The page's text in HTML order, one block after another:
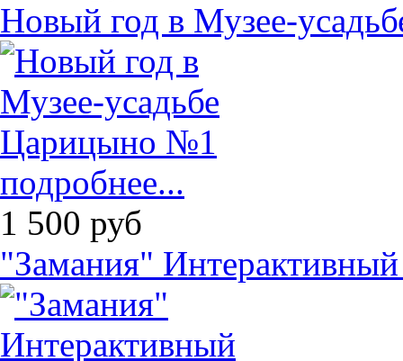
Новый год в Музее-
подробнее...
1 500 руб
"Замания" Интерактивный